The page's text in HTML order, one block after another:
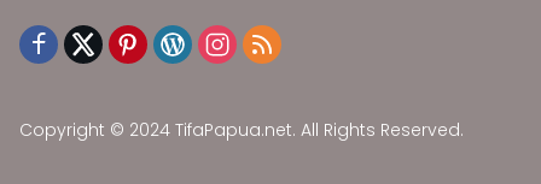
Copyright © 2024 TifaPapua.net. All Rights Reserved.